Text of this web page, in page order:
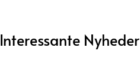
Interessante Nyheder